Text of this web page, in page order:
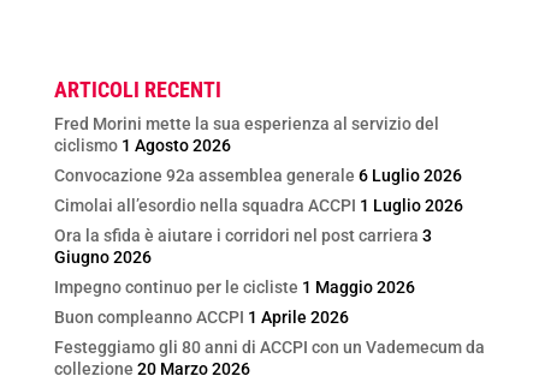
ARTICOLI RECENTI
Fred Morini mette la sua esperienza al servizio del
ciclismo 1 Agosto 2026
Convocazione 92a assemblea generale 6 Luglio 2026
Cimolai all’esordio nella squadra ACCPI 1 Luglio 2026
Ora la sfida è aiutare i corridori nel post carriera 3
Giugno 2026
Impegno continuo per le cicliste 1 Maggio 2026
Buon compleanno ACCPI 1 Aprile 2026
Festeggiamo gli 80 anni di ACCPI con un Vademecum da
collezione 20 Marzo 2026